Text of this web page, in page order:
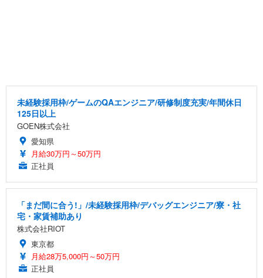
未経験採用枠/ゲームのQAエンジニア/研修制度充実/年間休日
125日以上
GOEN株式会社
愛知県
月給30万円～50万円
正社員
「まだ間に合う!」/未経験採用枠/デバッグエンジニア/寮・社
宅・家賃補助あり
株式会社RIOT
東京都
月給28万5,000円～50万円
正社員